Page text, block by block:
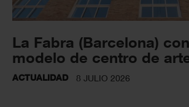
La Fabra (Barcelona)
modelo de centro de
ACTUALIDAD 8 JULIO 2026